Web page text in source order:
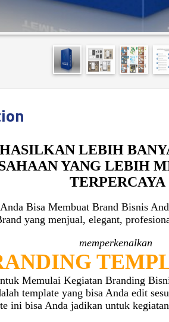
LEBIH
YANG LEBIH
TERPERCAYA
Anda Bisa Membuat Brand Bisnis
yang menjual, elegant,
memperkenalkan
Memulai Kegiatan Branding
template yang bisa Anda edit
ini bisa Anda jadikan untuk